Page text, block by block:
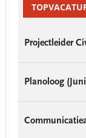
Sidebar
Projectleider
Planoloog